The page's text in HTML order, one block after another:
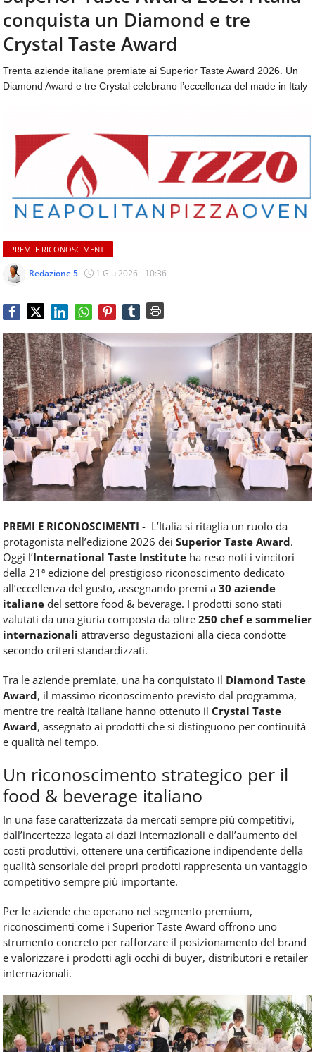
aggiornamenti
quotidiani
temi
come
ospitalità,
beverage,
catering
e
quotidiani
sul
dell'alimentazione,
dei
consumi
del
Food
Service
e
tutte
le
novità
del
comparto
Horeca.
CONTATTI
conquista un Diamond e tre
Crystal Taste Award
Trenta aziende italiane premiate ai Superior Taste Award 2026. Un
Diamond Award e tre Crystal celebrano l’eccellenza del made in Italy
PREMI E RICONOSCIMENTI
Redazione 5 1 Giu 2026 - 10:36
PREMI E RICONOSCIMENTI - L’Italia si ritaglia un ruolo da
protagonista nell’edizione 2026 dei Superior Taste Award.
Oggi l’International Taste Institute ha reso noti i vincitori
della 21ª edizione del prestigioso riconoscimento dedicato
all’eccellenza del gusto, assegnando premi a 30 aziende
italiane del settore food & beverage. I prodotti sono stati
valutati da una giuria composta da oltre 250 chef e sommelier
internazionali attraverso degustazioni alla cieca condotte
secondo criteri standardizzati.
Tra le aziende premiate, una ha conquistato il Diamond Taste
Award, il massimo riconoscimento previsto dal programma,
mentre tre realtà italiane hanno ottenuto il Crystal Taste
Award, assegnato ai prodotti che si distinguono per continuità
e qualità nel tempo.
Un riconoscimento strategico per il
food & beverage italiano
In una fase caratterizzata da mercati sempre più competitivi,
dall’incertezza legata ai dazi internazionali e dall’aumento dei
costi produttivi, ottenere una certificazione indipendente della
qualità sensoriale dei propri prodotti rappresenta un vantaggio
competitivo sempre più importante.
Per le aziende che operano nel segmento premium,
riconoscimenti come i Superior Taste Award offrono uno
strumento concreto per rafforzare il posizionamento del brand
e valorizzare i prodotti agli occhi di buyer, distributori e retailer
internazionali.